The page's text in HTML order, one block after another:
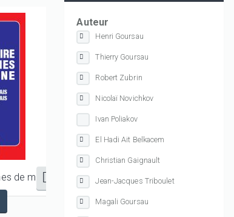
Auteur
Henri Goursau
Thierry Goursau
Robert Zubrin
Nicolaï Novichkov
Ivan Poliakov
El Hadi Ait Belkacem
Christian Gaignault
Jean-Jacques Triboulet
Magali Goursau